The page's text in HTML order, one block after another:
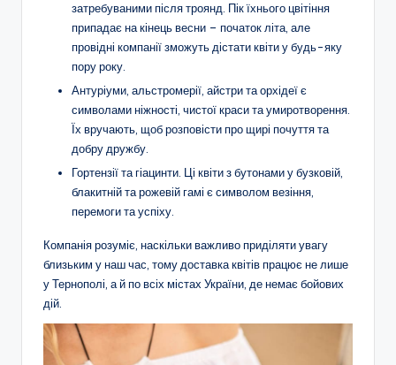
затребуваними після троянд. Пік їхнього цвітіння
припадає на кінець весни – початок літа, але
провідні компанії зможуть дістати квіти у будь-яку
пору року.
Антуріуми, альстромерії, айстри та орхідеї є
символами ніжності, чистої краси та умиротворення.
Їх вручають, щоб розповісти про щирі почуття та
добру дружбу.
Гортензії та гіацинти. Ці квіти з бутонами у бузковій,
блакитній та рожевій гамі є символом везіння,
перемоги та успіху.
Компанія розуміє, наскільки важливо приділяти увагу
близьким у наш час, тому доставка квітів працює не лише
у Тернополі, а й по всіх містах України, де немає бойових
дій.